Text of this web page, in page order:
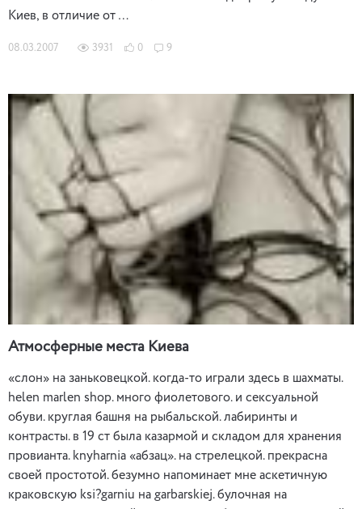
Киев, в отличие от …
08.03.2007 3931 0 9
Атмосферные места Киева
«слон» на заньковецкой. когда-то играли здесь в шахматы.
helen marlen shop. много фиолетового. и сексуальной
обуви. круглая башня на рыбальской. лабиринты и
контрасты. в 19 ст была казармой и складом для хранения
провианта. knyharnia «абзац». на стрелецкой. прекрасна
своей простотой. безумно напоминает мне аскетичную
краковскую ksi?garniu на garbarskiej. булочная на